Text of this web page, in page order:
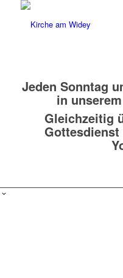
Jeden Sonntag
in
Gleichzeitig
Gottesdienst